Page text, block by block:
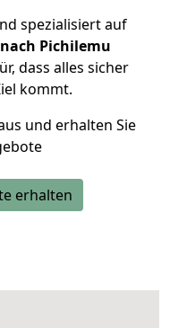
spezialisiert auf
Pichilemu
dass alles sicher
kommt.
und erhalten Sie
erhalten